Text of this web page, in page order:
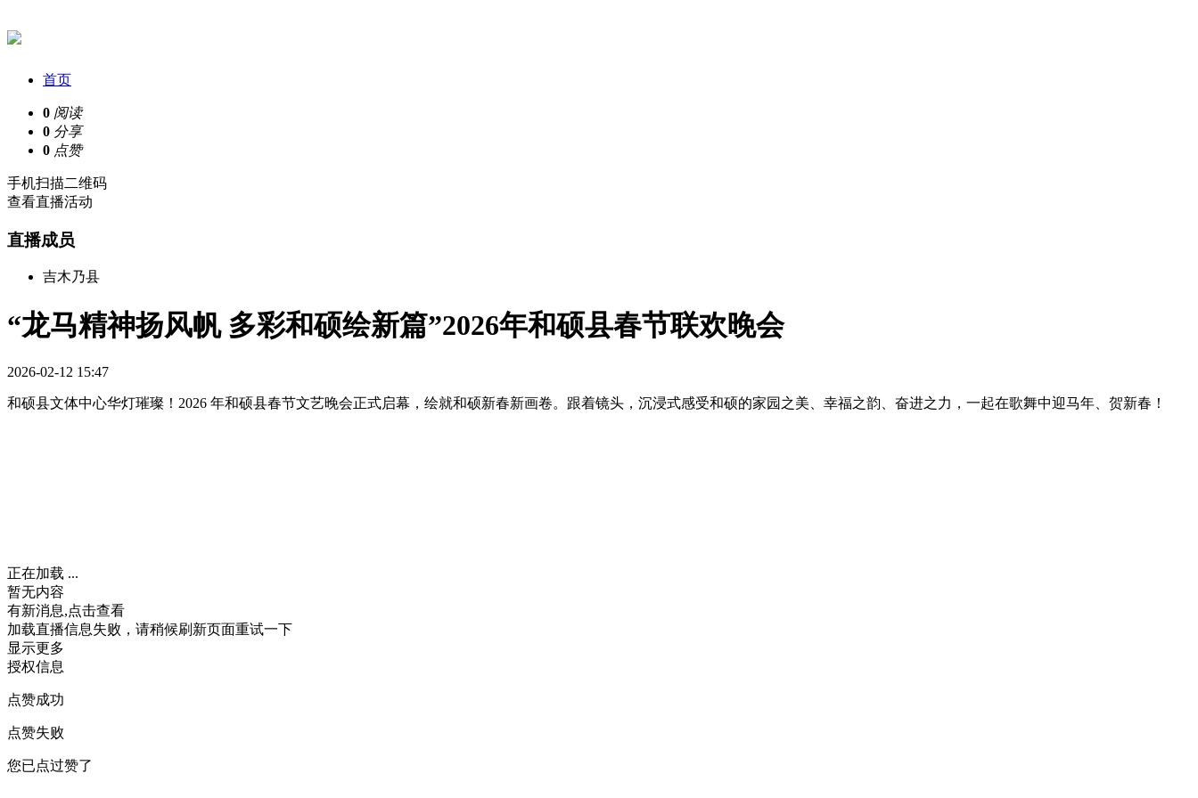
首页
0 阅读
0 分享
0 点赞
手机扫描二维码
查看直播活动
直播成员
吉木乃县
“龙马精神扬风帆 多彩和硕绘新篇”2026年和硕县春节联欢晚会
2026-02-12 15:47
和硕县文体中心华灯璀璨！2026 年和硕县春节文艺晚会正式启幕，绘就和硕新春新画卷。跟着镜头，沉浸式感受和硕的家园之美、幸福之韵、奋进之力，一起在歌舞中迎马年、贺新春！
正在加载 ...
暂无内容
有新消息,点击查看
加载直播信息失败，请稍候刷新页面重试一下
显示更多
授权信息
点赞成功
点赞失败
您已点过赞了